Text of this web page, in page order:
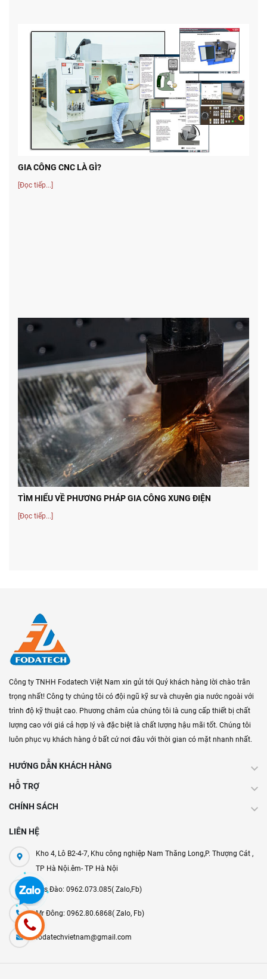
GIA CÔNG CNC LÀ GÌ?
[Đọc tiếp...]
TÌM HIỂU VỀ PHƯƠNG PHÁP GIA CÔNG XUNG ĐIỆN
[Đọc tiếp...]
Công ty TNHH Fodatech Việt Nam xin gửi tới Quý khách hàng lời chào trân
trọng nhất! Công ty chúng tôi có đội ngũ kỹ sư và chuyên gia nước ngoài với
trình độ kỹ thuật cao. Phương châm của chúng tôi là cung cấp thiết bị chất
lượng cao với giá cả hợp lý và đặc biệt là chất lượng hậu mãi tốt. Chúng tôi
luôn phục vụ khách hàng ở bất cứ nơi đâu với thời gian có mặt nhanh nhất.
HƯỚNG DẪN KHÁCH HÀNG
HỖ TRỢ
CHÍNH SÁCH
LIÊN HỆ
Kho 4, Lô B2-4-7, Khu công nghiệp Nam Thăng Long,P. Thượng Cát ,
TP Hà Nội.êm- TP Hà Nội
Mrs Đào: 0962.073.085( Zalo,Fb)
Mr Đông: 0962.80.6868( Zalo, Fb)
fodatechvietnam@gmail.com